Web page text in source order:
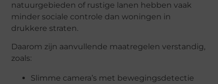
natuurgebieden of rustige lanen hebben vaak
minder sociale controle dan woningen in
drukkere straten.
Daarom zijn aanvullende maatregelen verstandig,
zoals:
Slimme camera’s met bewegingsdetectie